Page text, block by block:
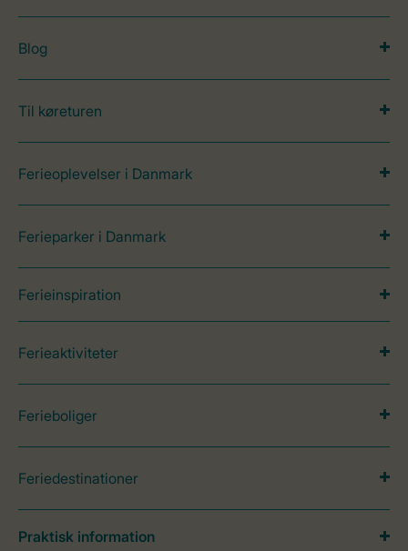
Blog
Til køreturen
Ferieoplevelser i Danmark
Ferieparker i Danmark
Ferieinspiration
Ferieaktiviteter
Ferieboliger
Feriedestinationer
Praktisk information